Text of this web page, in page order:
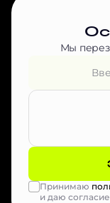
Мы
Принимаю
и даю